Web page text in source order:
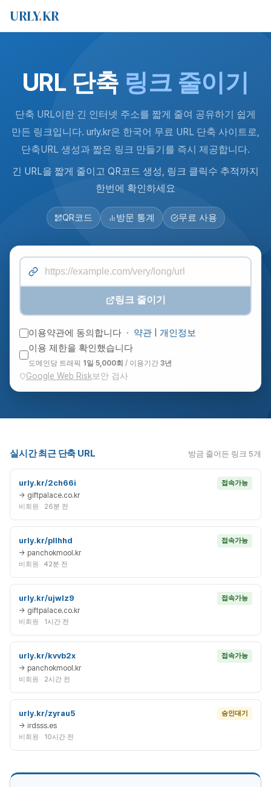
URLY.KR
URL 단축 링크 줄이기
단축 URL이란 긴 인터넷 주소를 짧게 줄여 공유하기 쉽게
만든 링크입니다. urly.kr은 한국어 무료 URL 단축 사이트로,
단축URL 생성과 짧은 링크 만들기를 즉시 제공합니다.
긴 URL을 짧게 줄이고 QR코드 생성, 링크 클릭수 추적까지
한번에 확인하세요
QR코드 방문 통계 무료 사용
링크 줄이기
이용약관에 동의합니다 · 약관
개인정보
이용 제한을 확인했습니다
도메인당 트래픽 1일 5,000회 / 이용기간 3년
Google Web Risk보안 검사
실시간 최근 단축 URL 방금 줄어든 링크 5개
urly.kr/2ch66i 접속가능
→ giftpalace.co.kr
비회원 26분 전
urly.kr/pllhhd 접속가능
→ panchokmool.kr
비회원 42분 전
urly.kr/ujwlz9 접속가능
→ giftpalace.co.kr
비회원 1시간 전
urly.kr/kvvb2x 접속가능
→ panchokmool.kr
비회원 2시간 전
urly.kr/zyrau5 승인대기
→ irdsss.es
비회원 10시간 전